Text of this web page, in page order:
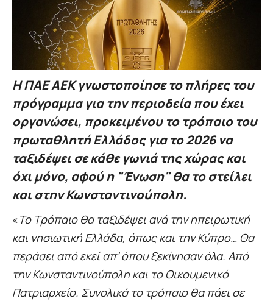
H ΠΑΕ ΑΕΚ γνωστοποίησε το πλήρες του
πρόγραμμα για την περιοδεία που έχει
οργανώσει, προκειμένου το τρόπαιο του
πρωταθλητή Ελλάδος για το 2026 να
ταξιδέψει σε κάθε γωνιά της χώρας και
όχι μόνο, αφού η "Ένωση" θα το στείλει
και στην Κωνσταντινούπολη.
«Το Τρόπαιο θα ταξιδέψει ανά την ηπειρωτική
και νησιωτική Ελλάδα, όπως και την Κύπρο… Θα
περάσει από εκεί απ’ όπου ξεκίνησαν όλα. Από
την Κωνσταντινούπολη και το Οικουμενικό
Πατριαρχείο. Συνολικά το τρόπαιο θα πάει σε